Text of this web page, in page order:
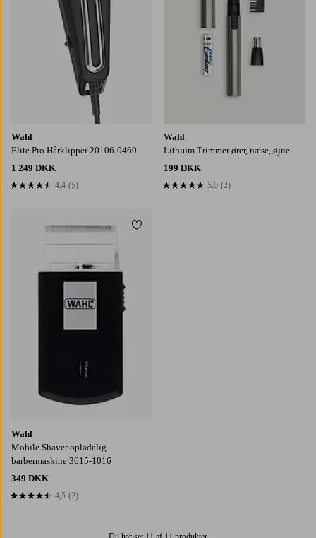
Wahl
Elite Pro Hårklipper 20106-0460
1 249 DKK
4,4 baseret på 5 bedømmelser
4,4 (5)
Wahl
Lithium Trimmer ører, næse, øjne
199 DKK
5,0 baseret på 2 bedømmelser
5,0 (2)
Wahl
Mobile Shaver opladelig
barbermaskine 3615-1016
349 DKK
4,5 baseret på 2 bedømmelser
4,5 (2)
Tilføj til favoritter